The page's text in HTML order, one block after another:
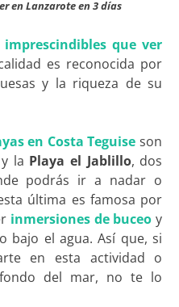
en Lanzarote en 3 días
que ver
es reconocida por
y la riqueza de su
en Costa Teguise son
y la Playa el Jablillo, dos
podrás ir a nadar o
última es famosa por
inmersiones de buceo y
bajo el agua. Así que, si
en esta actividad o
del mar, no te lo